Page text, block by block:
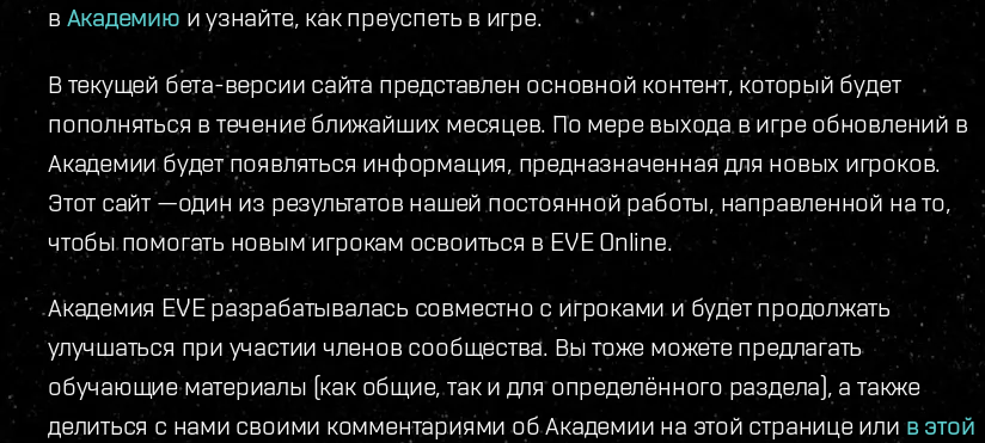
в Академию и узнайте, как преуспеть в игре.
В текущей бета-версии сайта представлен основной контент, который будет
пополняться в течение ближайших месяцев. По мере выхода в игре обновлений в
Академии будет появляться информация, предназначенная для новых игроков.
Этот сайт —один из результатов нашей постоянной работы, направленной на то,
чтобы помогать новым игрокам освоиться в EVE Online.
Академия EVE разрабатывалась совместно с игроками и будет продолжать
улучшаться при участии членов сообщества. Вы тоже можете предлагать
обучающие материалы (как общие, так и для определённого раздела), а также
делиться с нами своими комментариями об Академии на этой странице или в этой